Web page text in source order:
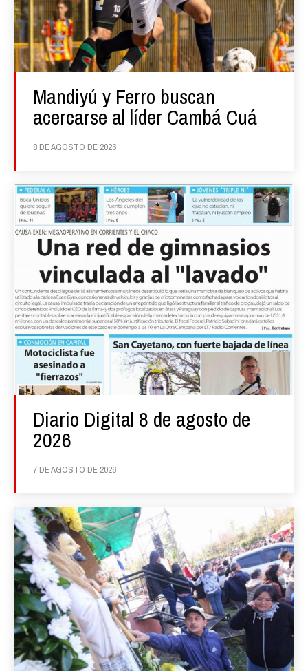
Mandiyú y Ferro buscan
acercarse al líder Cambá Cuá
8 DE AGOSTO DE 2026
Diario Digital 8 de agosto de
2026
7 DE AGOSTO DE 2026